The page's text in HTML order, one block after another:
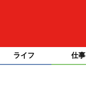
ライフ 仕事